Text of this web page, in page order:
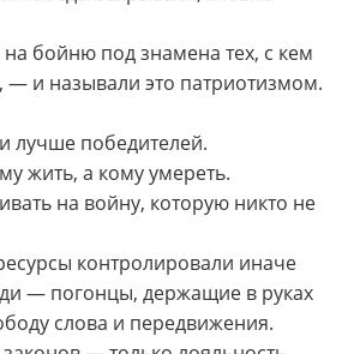
бойню под знамена тех, с кем
— и называли это патриотизмом.
лучше победителей.
жить, а кому умереть.
на войну, которую никто не
контролировали иначе
— погонцы, держащие в руках
слова и передвижения.